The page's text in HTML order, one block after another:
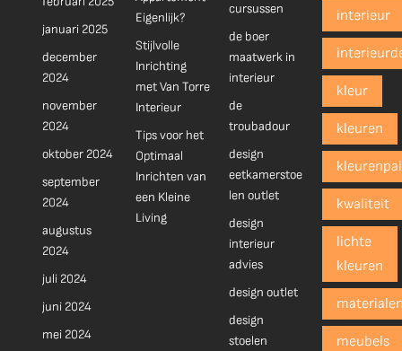
januari 2025
december
2024
november
2024
oktober 2024
september
2024
augustus
2024
juli 2024
juni 2024
mei 2024
Eigenlijk?
Stijlvolle
Inrichting
met Van Torre
Interieur
Tips voor het
Optimaal
Inrichten van
een Kleine
Living
cursussen
de boer
maatwerk in
interieur
de
troubadour
design
eetkamerstoe
len outlet
design
interieur
advies
design outlet
design
stoelen
interieur
kleur
kleuren
kwaliteit
lichte
kleuren
meubels